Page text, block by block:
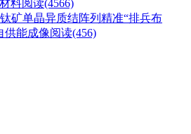
料阅读(4566)
矿单晶异质结阵列精准“排兵布
供能成像阅读(456)